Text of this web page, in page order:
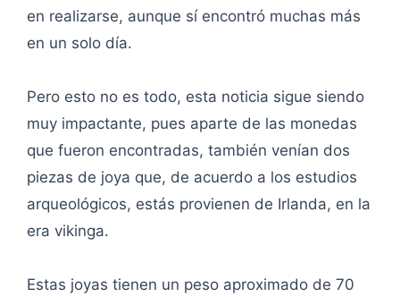
en realizarse, aunque sí encontró muchas más
en un solo día.
Pero esto no es todo, esta noticia sigue siendo
muy impactante, pues aparte de las monedas
que fueron encontradas, también venían dos
piezas de joya que, de acuerdo a los estudios
arqueológicos, estás provienen de Irlanda, en la
era vikinga.
Estas joyas tienen un peso aproximado de 70